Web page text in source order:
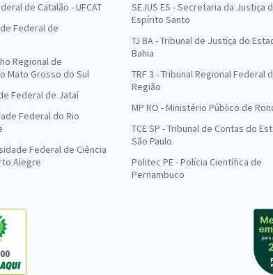
de Catalão - UFCAT
Federal de
Regional de
Mato Grosso do Sul
Federal de Jataí
Federal do Rio
Federal de Ciência
Alegre
SEJUS ES - Secretaria da Justiça
Espírito Santo
TJ BA - Tribunal de Justiça do
Bahia
TRF 3 - Tribunal Regional Federal
Região
MP RO - Ministério Público de
TCE SP - Tribunal de Contas do
São Paulo
Politec PE - Polícia Científica de
Pernambuco